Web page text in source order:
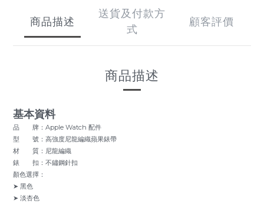
商品描述
送貨及付款方
式
顧客評價
商品描述
基本資料
品 牌：Apple Watch 配件
型 號：高強度尼龍編織蘋果錶帶
材 質：尼龍編織
錶 扣：不鏽鋼針扣
顏色選擇：
➤ 黑色
➤ 淡杏色